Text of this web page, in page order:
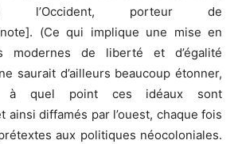
à l’Occident, porteur de
(Ce qui implique une mise en
modernes de liberté et d’égalité
saurait d’ailleurs beaucoup étonner,
à quel point ces idéaux sont
ainsi diffamés par l’ouest, chaque fois
aux politiques néocoloniales.